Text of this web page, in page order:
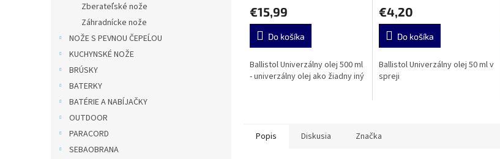
Zberateľské nože
Záhradnícke nože
NOŽE S PEVNOU ČEPEĹOU
KUCHYNSKÉ NOŽE
BRÚSKY
BATERKY
BATÉRIE A NABÍJAČKY
OUTDOOR
PARACORD
SEBAOBRANA
€15,99
Do košíka
Ballistol Univerzálny olej 500 ml
- univerzálny olej ako žiadny iný
€4,20
Do košíka
Ballistol Univerzálny olej 50 ml v
spreji
Popis Diskusia Značka